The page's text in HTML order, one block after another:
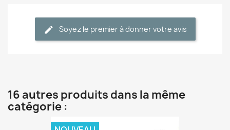
Soyez le premier à donner votre avis
16 autres produits dans la même
catégorie :